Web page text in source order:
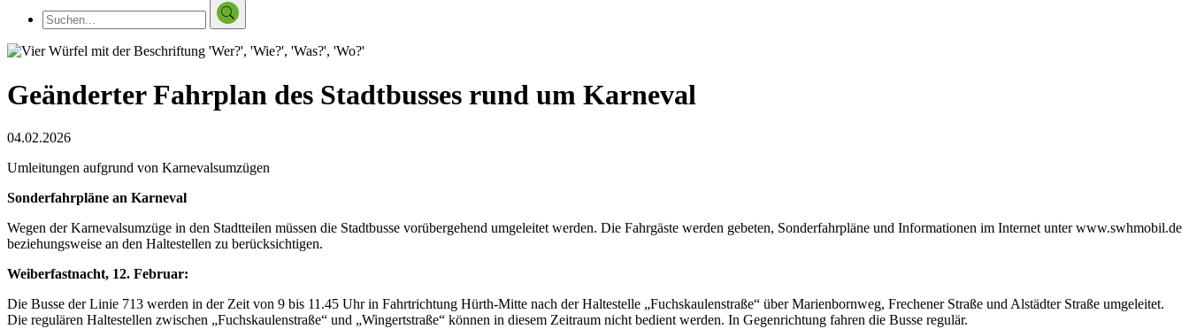
Geänderter Fahrplan des Stadtbusses rund um Karneval
04.02.2026
Umleitungen aufgrund von Karnevalsumzügen
Sonderfahrpläne an Karneval
Wegen der Karnevalsumzüge in den Stadtteilen müssen die Stadtbusse vorübergehend umgeleitet werden. Die Fahrgäste werden gebeten, Sonderfahrpläne und Informationen im Internet unter www.swhmobil.de
beziehungsweise an den Haltestellen zu berücksichtigen.
Weiberfastnacht, 12. Februar:
Die Busse der Linie 713 werden in der Zeit von 9 bis 11.45 Uhr in Fahrtrichtung Hürth-Mitte nach der Haltestelle „Fuchskaulenstraße“ über Marienbornweg, Frechener Straße und Alstädter Straße umgeleitet.
Die regulären Haltestellen zwischen „Fuchskaulenstraße“ und „Wingertstraße“ können in diesem Zeitraum nicht bedient werden. In Gegenrichtung fahren die Busse regulär.